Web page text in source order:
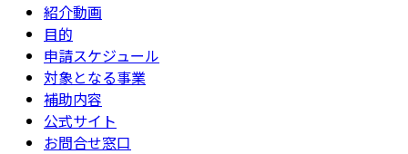
紹介動画
目的
申請スケジュール
対象となる事業
補助内容
公式サイト
お問合せ窓口